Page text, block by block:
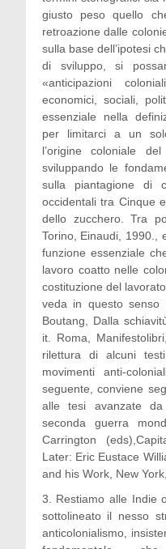
giusto peso quello
retroazione dalle
sulla base dell’ipotesi
di sviluppo, si
«anticipazioni
economici, sociali,
essenziale nella
per limitarci a un
l’origine coloniale
sviluppando le
sulla piantagione di
occidentali tra Cinque
dello zucchero. Tra
Torino, Einaudi, 1990.,
funzione essenziale
lavoro coatto nelle
costituzione del
veda in questo senso
Boutang, Dalla
it. Roma,
rilettura di alcuni
movimenti anti-
seguente, conviene
alle tesi avanzate
seconda guerra
Carrington
Later: Eric Eustace
and his Work, New
3. Restiamo alle Indie
sottolineato il nesso
anticolonialismo,